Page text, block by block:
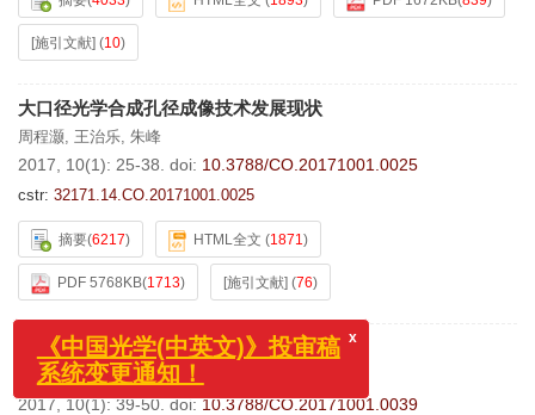
[施引文献] (10)
大口径光学合成孔径成像技术发展现状
周程灏, 王治乐, 朱峰
2017, 10(1): 25-38. doi: 10.3788/CO.20171001.0025
cstr: 32171.14.CO.20171001.0025
摘要(6217) HTML全文 (1871)
PDF 5768KB(1713) [施引文献] (76)
基于衍射光栅的干涉式精密位移测量系统
吕强,李文昊,巴音贺希格,
2017, 10(1): 39-50. doi:10.3788/CO.20171001.0039
x
《中国光学(中英文)》投审稿
系统变更通知！